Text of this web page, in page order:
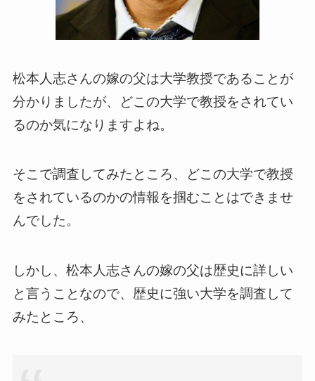
松本人志さんの嫁の父は大学教授であることが
分かりましたが、どこの大学で教授をされてい
るのか気になりますよね。
そこで調査してみたところ、どこの大学で教授
をされているのかの情報を掴むことはできませ
んでした。
しかし、松本人志さんの嫁の父は歴史に詳しい
と言うことなので、歴史に強い大学を調査して
みたところ、